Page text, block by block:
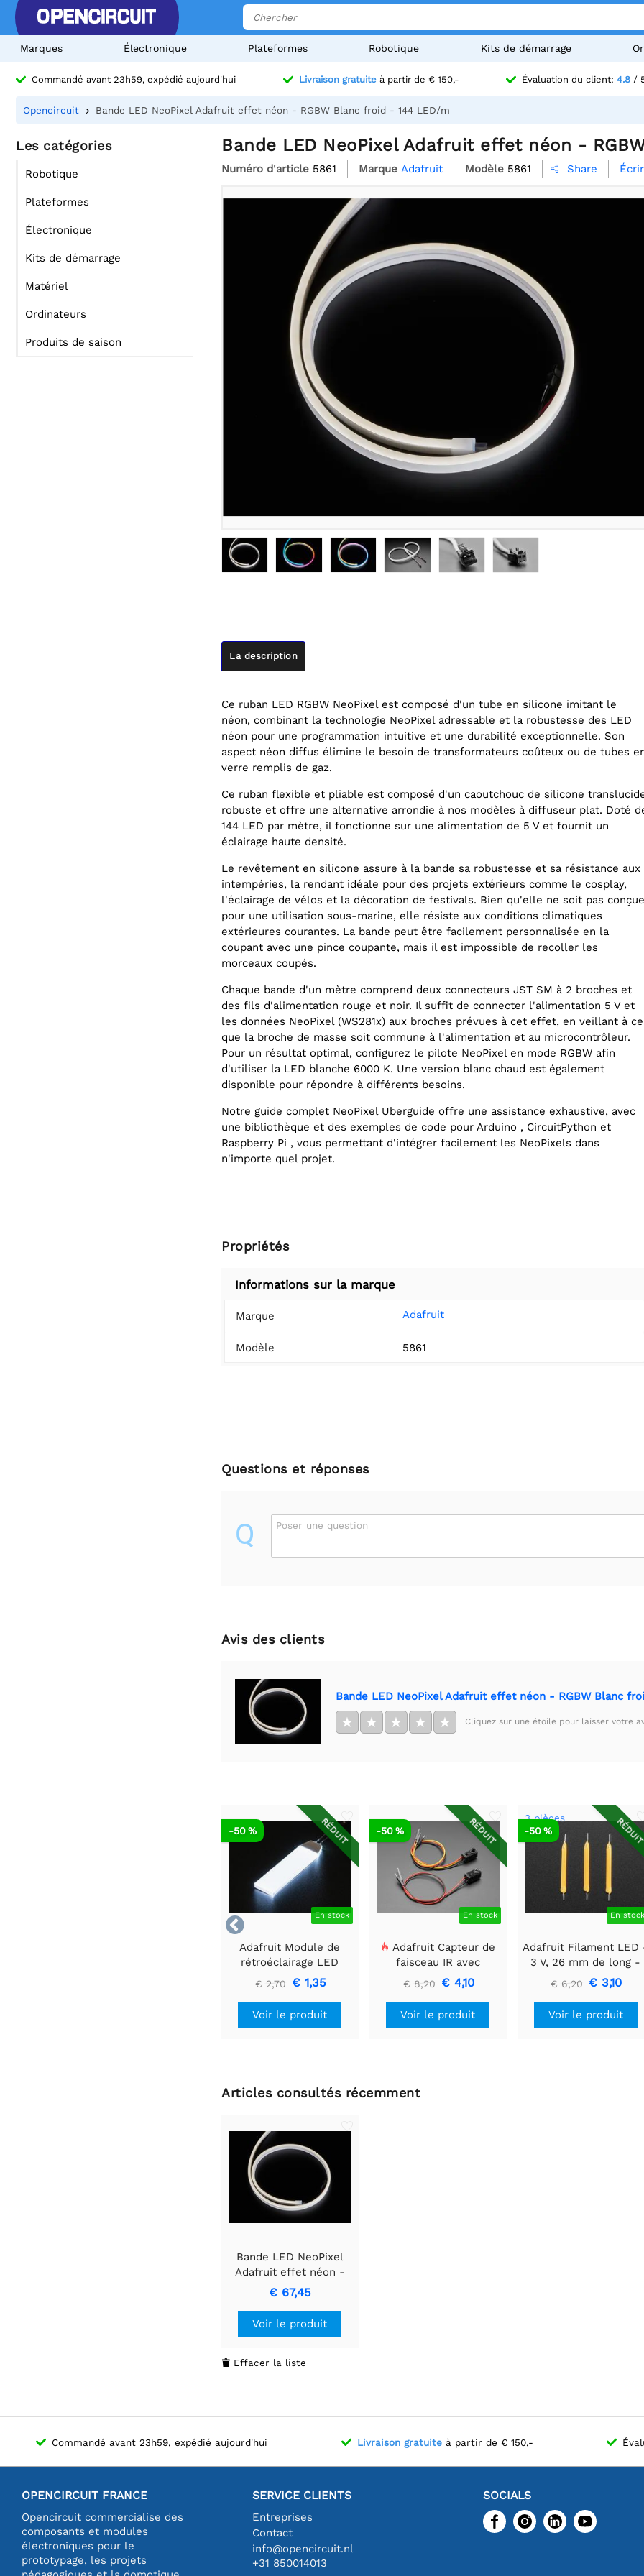
Marques Électronique Plateformes Robotique Kits de démarrage
Commandé avant 23h59, expédié aujourd'hui Livraison gratuiteà partir de € 150,- Évaluation du client: 4.8 /
Opencircuit Bande LED NeoPixel Adafruit effet néon - RGBW Blanc froid - 144 LED/m
Les catégories
Robotique
Plateformes
Électronique
Kits de démarrage
Matériel
Ordinateurs
Produits de saison
Bande LED NeoPixel Adafruit effet néon -
Numéro d'article 5861 Marque Adafruit Modèle 5861  Share
La description
Ce ruban LED RGBW NeoPixel est composé d'un tube en silicone imitant le
néon, combinant la technologie NeoPixel adressable et la robustesse des LED
néon pour une programmation intuitive et une durabilité exceptionnelle. Son
aspect néon diffus élimine le besoin de transformateurs coûteux ou de tubes
verre remplis de gaz.
Ce ruban flexible et pliable est composé d'un caoutchouc de silicone
robuste et offre une alternative arrondie à nos modèles à diffuseur plat. Doté
144 LED par mètre, il fonctionne sur une alimentation de 5 V et fournit un
éclairage haute densité.
Le revêtement en silicone assure à la bande sa robustesse et sa résistance aux
intempéries, la rendant idéale pour des projets extérieurs comme le cosplay,
l'éclairage de vélos et la décoration de festivals. Bien qu'elle ne soit pas conçue
pour une utilisation sous-marine, elle résiste aux conditions climatiques
extérieures courantes. La bande peut être facilement personnalisée en la
coupant avec une pince coupante, mais il est impossible de recoller les
morceaux coupés.
Chaque bande d'un mètre comprend deux connecteurs JST SM à 2 broches et
des fils d'alimentation rouge et noir. Il suffit de connecter l'alimentation 5 V et
les données NeoPixel (WS281x) aux broches prévues à cet effet, en veillant à ce
que la broche de masse soit commune à l'alimentation et au microcontrôleur.
Pour un résultat optimal, configurez le pilote NeoPixel en mode RGBW afin
d'utiliser la LED blanche 6000 K. Une version blanc chaud est également
disponible pour répondre à différents besoins.
Notre guide complet NeoPixel Uberguide offre une assistance exhaustive, avec
une bibliothèque et des exemples de code pour Arduino , CircuitPython et
Raspberry Pi , vous permettant d'intégrer facilement les NeoPixels dans
n'importe quel projet.
Propriétés
Informations sur la marque
Marque Adafruit
Modèle 5861
Questions et réponses
Q Poser une question
Avis des clients
Bande LED NeoPixel Adafruit effet néon - RGBW Blanc
★ ★ ★ ★ ★ Cliquez sur une étoile pour laisser votre

RÉDUIT
En stock
-50 %
Adafruit Module de
rétroéclairage LED
blanc - Petit 12 mm x
40 mm
€ 2,70 € 1,35
Voir le produit
RÉDUIT
En stock
-50 %
Adafruit Capteur de
faisceau IR avec
embouts de câble de
qualité supérieure -
LED 5 mm
€ 8,20 € 4,10
Voir le produit
3 pièces
En stock
-50 %
Adafruit Filament LED
3 V, 26 mm de long -
Blanc chaud (lot de 3)
€ 6,20 € 3,10
Voir le produit
Articles consultés récemment
Bande LED NeoPixel
Adafruit effet néon -
RGBW Blanc froid - 144
LED/m
€ 67,45
Voir le produit
 Effacer la liste
Commandé avant 23h59, expédié aujourd'hui Livraison gratuiteà partir de € 150,-
OPENCIRCUIT FRANCE
Opencircuit commercialise des
composants et modules
électroniques pour le
prototypage, les projets
SERVICE CLIENTS
Entreprises
Contact
info@opencircuit.nl
+31 850014013
SOCIALS